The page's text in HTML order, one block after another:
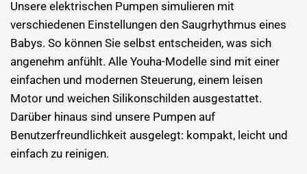
Unsere elektrischen Pumpen simulieren mit
verschiedenen Einstellungen den Saugrhythmus eines
Babys. So können Sie selbst entscheiden, was sich
angenehm anfühlt. Alle Youha-Modelle sind mit einer
einfachen und modernen Steuerung, einem leisen
Motor und weichen Silikonschilden ausgestattet.
Darüber hinaus sind unsere Pumpen auf
Benutzerfreundlichkeit ausgelegt: kompakt, leicht und
einfach zu reinigen.